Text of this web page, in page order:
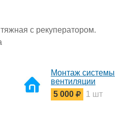
с рекуператором.
Монтаж системы
вентиляции
5 000
1 шт